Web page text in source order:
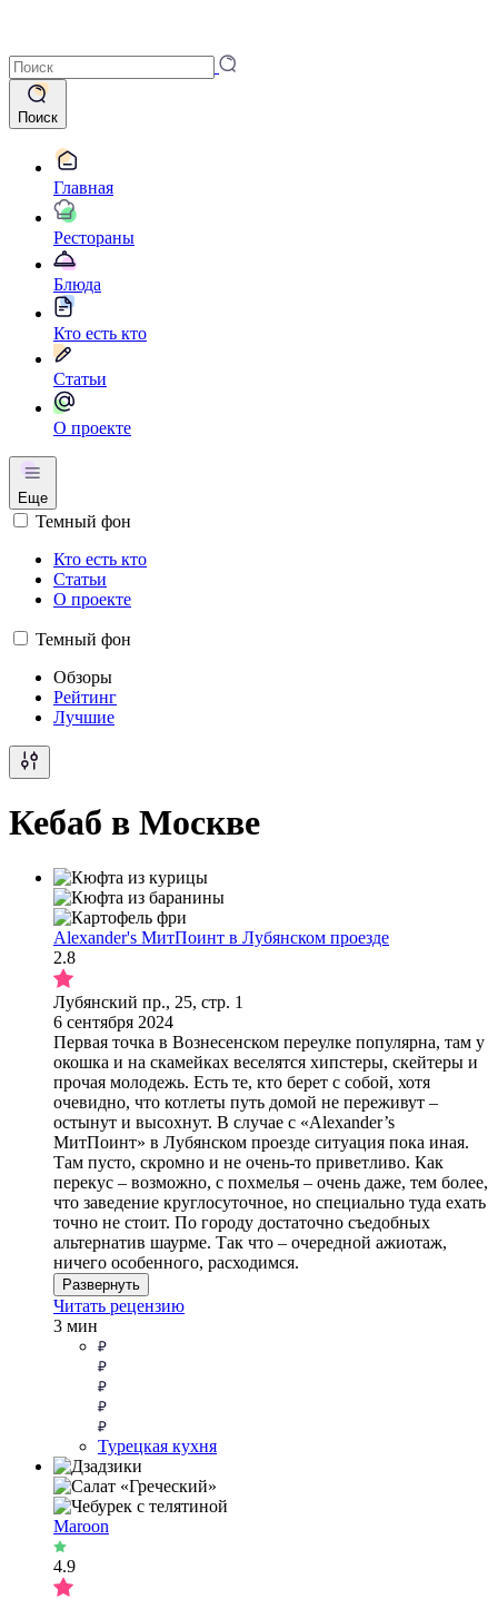
Поиск
Главная
Рестораны
Блюда
Кто есть кто
Статьи
О проекте
Еще
Темный фон
Кто есть кто
Статьи
О проекте
Темный фон
Обзоры
Рейтинг
Лучшие
Кебаб в Москве
Alexander's МитПоинт в Лубянском проезде
2.8
Лубянский пр., 25, стр. 1
6 сентября 2024
Первая точка в Вознесенском переулке популярна, там у
окошка и на скамейках веселятся хипстеры, скейтеры и
прочая молодежь. Есть те, кто берет с собой, хотя
очевидно, что котлеты путь домой не переживут –
остынут и высохнут. В случае с «Alexander’s
МитПоинт» в Лубянском проезде ситуация пока иная.
Там пусто, скромно и не очень-то приветливо. Как
перекус – возможно, с похмелья – очень даже, тем более,
что заведение круглосуточное, но специально туда ехать
точно не стоит. По городу достаточно съедобных
альтернатив шаурме. Так что – очередной ажиотаж,
ничего особенного, расходимся.
Развернуть
Читать рецензию
3 мин
Турецкая кухня
Maroon
4.9